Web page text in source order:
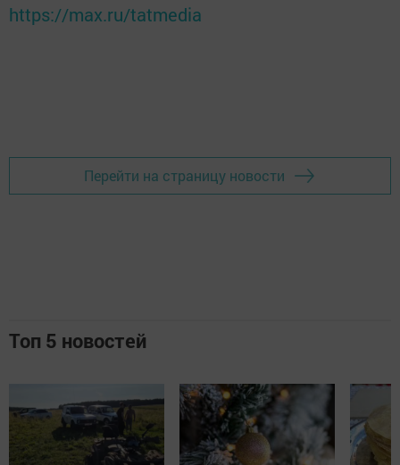
https://max.ru/tatmedia
Перейти на страницу новости
Топ 5 новостей